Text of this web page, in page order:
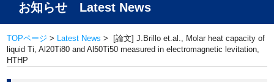
お知らせ Latest News
TOPページ > Latest News > [論文] J.Brillo et.al., Molar heat capacity of
liquid Ti, Al20Ti80 and Al50Ti50 measured in electromagnetic levitation,
HTHP